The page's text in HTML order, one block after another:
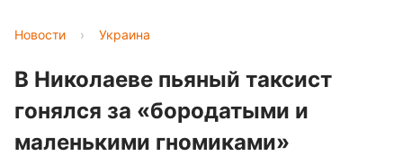
Новости › Украина
В Николаеве пьяный таксист
гонялся за «бородатыми и
маленькими гномиками»